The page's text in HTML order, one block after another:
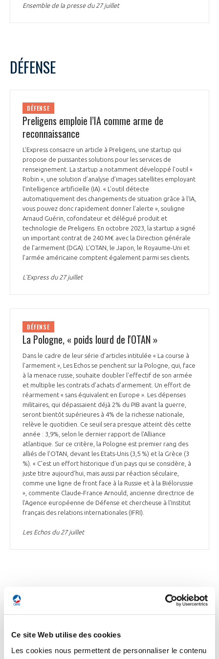
Ce site Web utilise des cookies
Les cookies nous permettent de personnaliser le contenu
Ensemble de la presse du 27 juillet
DÉFENSE
DÉFENSE
Preligens emploie l’IA comme arme de
reconnaissance
L’Express consacre un article à Preligens, une startup qui
propose de puissantes solutions pour les services de
renseignement. La startup a notamment développé l’outil «
Robin », une solution d’analyse d’images satellites employant
l’intelligence artificielle (IA). « L’outil détecte
automatiquement des changements de situation grâce à l’IA,
vous pouvez donc rapidement donner l’alerte », souligne
Arnaud Guérin, cofondateur et délégué produit et
technologie de Preligens. En octobre 2023, la startup a signé
un important contrat de 240 M€ avec la Direction générale
de l’armement (DGA). L’OTAN, le Japon, le Royaume-Uni et
l’armée américaine comptent également parmi ses clients.
L’Express du 27 juillet
DÉFENSE
La Pologne, « poids lourd de l'OTAN »
Dans le cadre de leur série d’articles intitulée « La course à
l’armement », Les Echos se penchent sur la Pologne, qui, face
à la menace russe, souhaite doubler l'effectif de son armée
et multiplie les contrats d'achats d'armement. Un effort de
réarmement « sans équivalent en Europe ». Les dépenses
militaires, qui dépassaient déjà 2% du PIB avant la guerre,
seront bientôt supérieures à 4% de la richesse nationale,
relève le quotidien. Ce seuil sera presque atteint dès cette
année : 3,9%, selon le dernier rapport de l'Alliance
atlantique. Sur ce critère, la Pologne est premier rang des
alliés de l'OTAN, devant les Etats-Unis (3,5 %) et la Grèce (3
%). « C'est un effort historique d'un pays qui se considère, à
juste titre aujourd'hui, mais aussi par réaction séculaire,
comme une ligne de front face à la Russie et à la Biélorussie
», commente Claude-France Arnould, ancienne directrice de
l'Agence européenne de Défense et chercheuse à l'Institut
français des relations internationales (IFRI).
Les Echos du 27 juillet
UKRAINE
UKRAINE
La France a livré à l'Ukraine pour 640 M€